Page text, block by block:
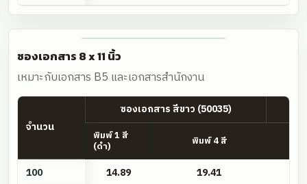
ซองเอกสาร 8 x 11 นิ้ว
เหมาะกับเอกสาร B5 และเอกสารสำนักงาน
ซอง
จำนวน
ซองเอกสาร สีขาว (50035)
พิมพ์ 1 สี
(ดำ) พิมพ์ 4 สี
100 14.89
19.41